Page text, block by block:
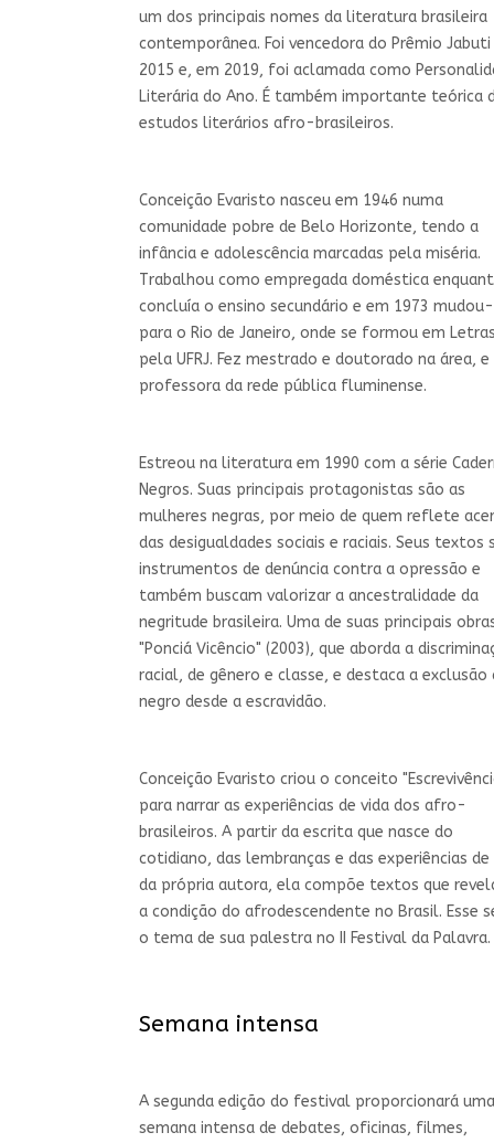
um dos principais nomes da literatura brasileira
contemporânea. Foi vencedora do Prêmio Jabuti
2015 e, em 2019, foi aclamada como
Literária do Ano. É também importante teórica
estudos literários afro-brasileiros.
Conceição Evaristo nasceu em 1946 numa
comunidade pobre de Belo Horizonte, tendo a
infância e adolescência marcadas pela miséria.
Trabalhou como empregada doméstica
concluía o ensino secundário e em 1973
para o Rio de Janeiro, onde se formou em
pela UFRJ. Fez mestrado e doutorado na área,
professora da rede pública fluminense.
Estreou na literatura em 1990 com a série
Negros. Suas principais protagonistas são as
mulheres negras, por meio de quem reflete
das desigualdades sociais e raciais. Seus textos
instrumentos de denúncia contra a opressão e
também buscam valorizar a ancestralidade da
negritude brasileira. Uma de suas principais
"Ponciá Vicêncio" (2003), que aborda a
racial, de gênero e classe, e destaca a exclusão
negro desde a escravidão.
Conceição Evaristo criou o conceito
para narrar as experiências de vida dos afro-
brasileiros. A partir da escrita que nasce do
cotidiano, das lembranças e das experiências de
da própria autora, ela compõe textos que
a condição do afrodescendente no Brasil. Esse
o tema de sua palestra no II Festival da Palavra.
Semana intensa
A segunda edição do festival proporcionará uma
semana intensa de debates, oficinas, filmes,